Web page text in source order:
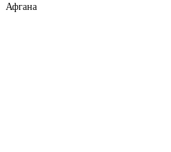
Афгана